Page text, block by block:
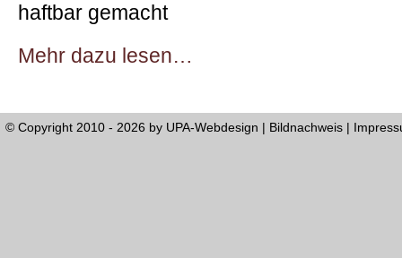
haftbar gemacht
Mehr dazu lesen…
© Copyright 2010 - 2026 by UPA-Webdesign | Bildnachweis |